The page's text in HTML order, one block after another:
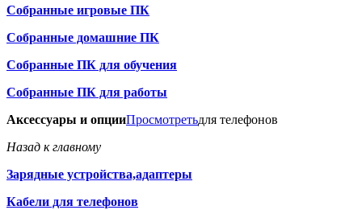
Собранные игровые ПК
Собранные домашние ПК
Собранные ПК для обучения
Собранные ПК для работы
Аксессуары и опцииПросмотретьдля телефонов
Назад к главному
Зарядные устройства,адаптеры
Кабели для телефонов